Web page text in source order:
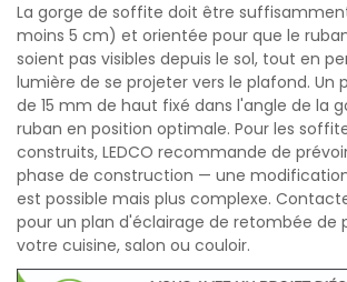
La gorge de soffite doit être
moins 5 cm) et orientée pour que le
soient pas visibles depuis le sol, tout en
lumière de se projeter vers le plafond. Un
de 15 mm de haut fixé dans l'angle de la
ruban en position optimale. Pour les
construits, LEDCO recommande de
phase de construction — une
est possible mais plus complexe.
pour un plan d'éclairage de retombée de
votre cuisine, salon ou couloir.